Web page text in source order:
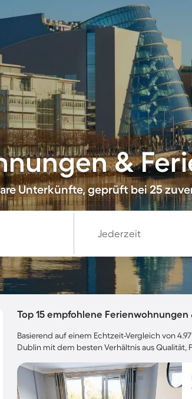
&
Unterkünfte, geprüft bei 25
Jederzeit
Top 15 empfohlene
Basierend auf einem Echtzeit-Vergleich von
Dublin mit dem besten Verhältnis aus Qualität,